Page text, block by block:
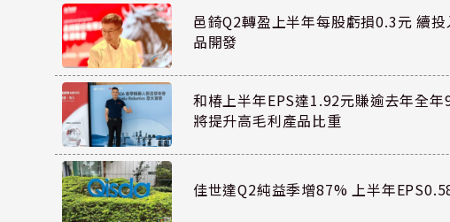
邑錡Q2轉盈上半年每股虧損0.3元 續
品開發
和椿上半年EPS達1.92元賺逾去年全年
將提升高毛利產品比重
佳世達Q2純益季增87% 上半年